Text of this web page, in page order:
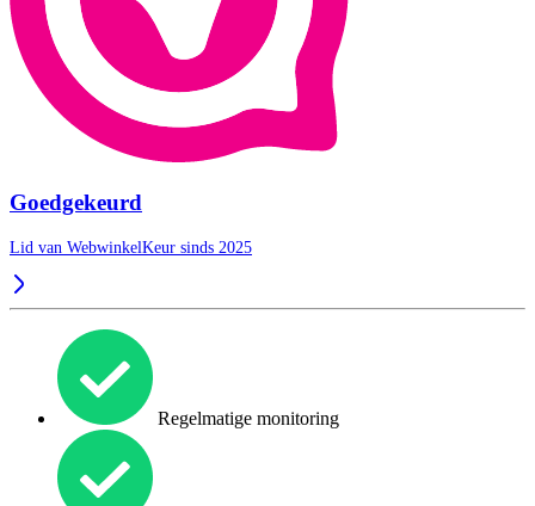
Goedgekeurd
Lid van WebwinkelKeur sinds 2025
Regelmatige monitoring